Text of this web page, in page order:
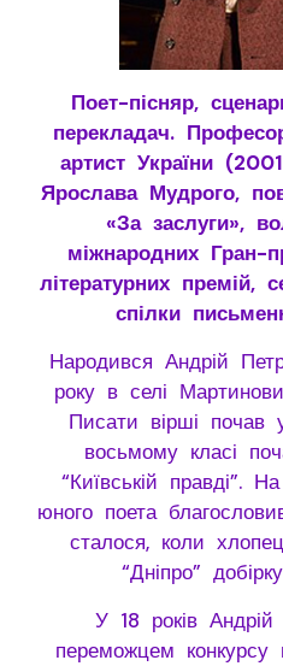
Поет-пісняр,
перекладач.
артист України
Ярослава Мудрого,
«За заслуги»,
міжнародних Гран-
літературних премій,
спілки
Народився Андрій
року в селі
Писати вірші почав
восьмому класі
“Київській правді”.
юного поета
сталося, коли
“Дніпро”
У 18 років
переможцем